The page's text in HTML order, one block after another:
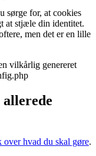
sørge for, at cookies
at stjæle din identitet.
men det er en lille
vilkårlig genereret
over hvad du skal gøre.